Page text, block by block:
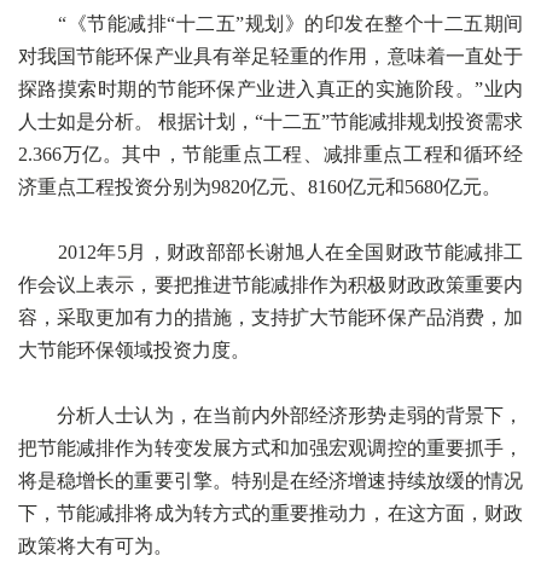
“《节能减排“十二五”规划》的印发在整个十二五期间
对我国节能环保产业具有举足轻重的作用，意味着一直处于
探路摸索时期的节能环保产业进入真正的实施阶段。”业内
人士如是分析。 根据计划，“十二五”节能减排规划投资需求
2.366万亿。其中，节能重点工程、减排重点工程和循环经
济重点工程投资分别为9820亿元、8160亿元和5680亿元。
2012年5月，财政部部长谢旭人在全国财政节能减排工
作会议上表示，要把推进节能减排作为积极财政政策重要内
容，采取更加有力的措施，支持扩大节能环保产品消费，加
大节能环保领域投资力度。
分析人士认为，在当前内外部经济形势走弱的背景下，
把节能减排作为转变发展方式和加强宏观调控的重要抓手，
将是稳增长的重要引擎。特别是在经济增速持续放缓的情况
下，节能减排将成为转方式的重要推动力，在这方面，财政
政策将大有可为。